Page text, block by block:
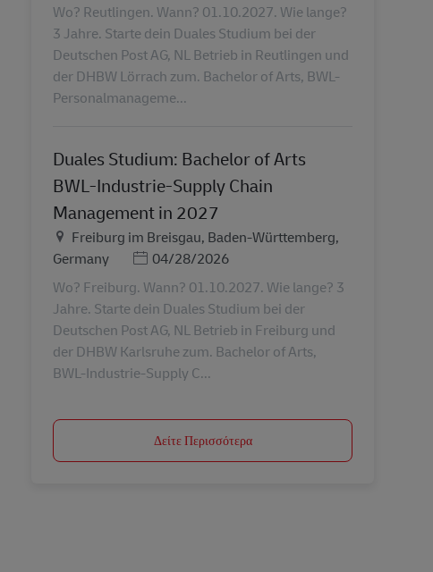
Wo? Reutlingen. Wann? 01.10.2027. Wie lange?
3 Jahre. Starte dein Duales Studium bei der
Deutschen Post AG, NL Betrieb in Reutlingen und
der DHBW Lörrach zum. Bachelor of Arts, BWL-
Personalmanageme...
Duales Studium: Bachelor of Arts
BWL-Industrie-Supply Chain
Management in 2027
Τοποθεσία
Freiburg im Breisgau, Baden-Württemberg,
Germany
Ημερομηνία Ανάρτησης
04/28/2026
Wo? Freiburg. Wann? 01.10.2027. Wie lange? 3
Jahre. Starte dein Duales Studium bei der
Deutschen Post AG, NL Betrieb in Freiburg und
der DHBW Karlsruhe zum. Bachelor of Arts,
BWL-Industrie-Supply C...
Δείτε Περισσότερα